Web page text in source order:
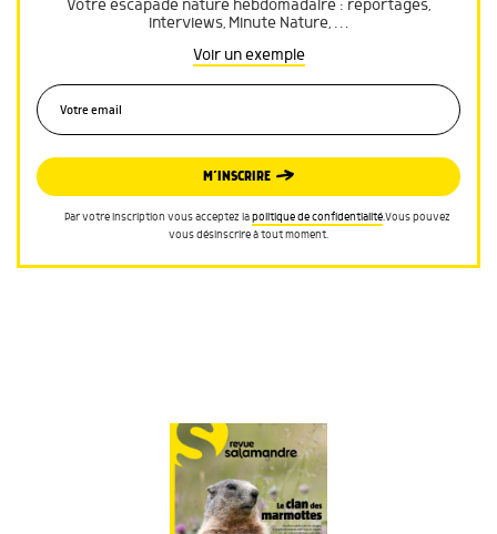
Votre escapade nature hebdomadaire : reportages,
interviews, Minute Nature, …
Voir un exemple
M’INSCRIRE
Par votre inscription vous acceptez lapolitique de confidentialité.Vous pouvez
vous désinscrire à tout moment.